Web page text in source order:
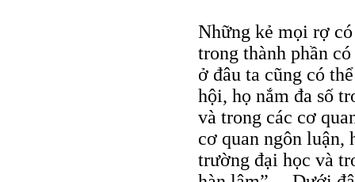
Những kẻ mọi rợ
trong thành phần
ở đâu ta cũng có
hội, họ nắm đa số
và trong các cơ
cơ quan ngôn luận,
trường đại học và